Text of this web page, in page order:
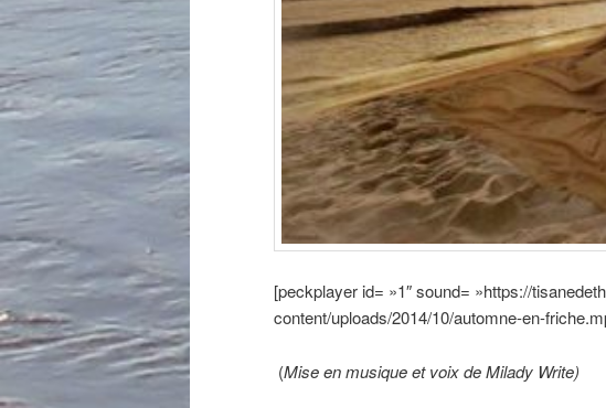
[peckplayer id= »1″ sound= »https://
content/uploads/2014/10/automne-en-
(Mise en musique et voix de Milady Write)